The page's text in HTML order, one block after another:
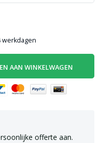
werkdagen
AAN WINKELWAGEN
offerte aan.